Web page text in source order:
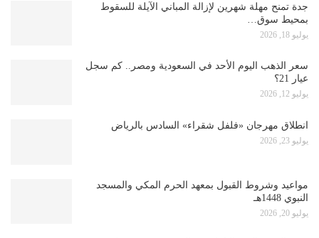
جدة تمنح مهلة شهرين لإزالة المباني الآيلة للسقوط
بمحيط سوق…
يوليو 18, 2026
سعر الذهب اليوم الأحد في السعودية ومصر.. كم سجل
عيار 21؟
يوليو 12, 2026
انطلاق مهرجان «فلفل شقراء» السادس بالرياض
يوليو 23, 2026
مواعيد وشروط القبول بمعهد الحرم المكي والمسجد
النبوي 1448هـ
يوليو 20, 2026